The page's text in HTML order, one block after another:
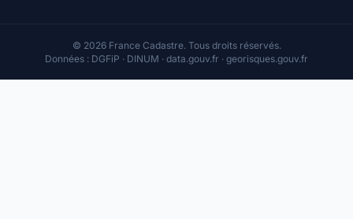
© 2026 France Cadastre. Tous droits réservés.
Données : DGFiP · DINUM · data.gouv.fr · georisques.gouv.fr